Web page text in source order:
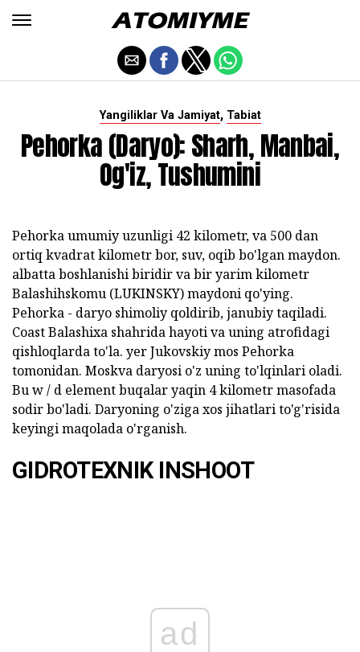
Yangiliklar Va Jamiyat, Tabiat
Pehorka (daryo): Sharh, Manbai,
Og'iz, Tushumini
Pehorka umumiy uzunligi 42 kilometr, va 500 dan
ortiq kvadrat kilometr bor, suv, oqib bo'lgan maydon.
albatta boshlanishi biridir va bir yarim kilometr
Balashihskomu (LUKINSKY) maydoni qo'ying.
Pehorka - daryo shimoliy qoldirib, janubiy taqiladi.
Coast Balashixa shahrida hayoti va uning atrofidagi
qishloqlarda to'la. yer Jukovskiy mos Pehorka
tomonidan. Moskva daryosi o'z uning to'lqinlari oladi.
Bu w / d element buqalar yaqin 4 kilometr masofada
sodir bo'ladi. Daryoning o'ziga xos jihatlari to'g'risida
keyingi maqolada o'rganish.
GIDROTEXNIK INSHOOT
ad